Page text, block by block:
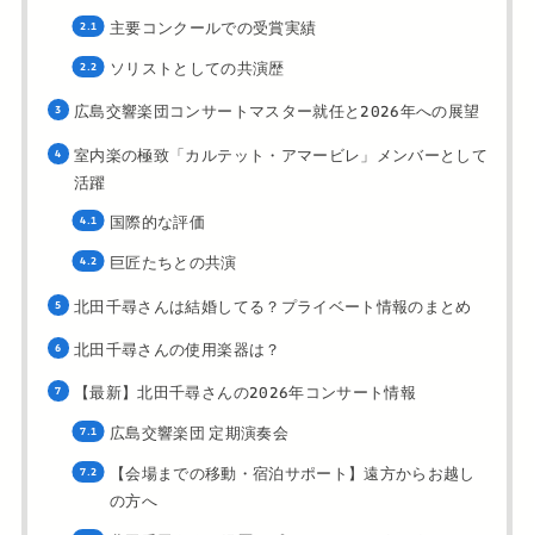
主要コンクールでの受賞実績
ソリストとしての共演歴
広島交響楽団コンサートマスター就任と2026年への展望
室内楽の極致「カルテット・アマービレ」メンバーとして
活躍
国際的な評価
巨匠たちとの共演
北田千尋さんは結婚してる？プライベート情報のまとめ
北田千尋さんの使用楽器は？
【最新】北田千尋さんの2026年コンサート情報
広島交響楽団 定期演奏会
【会場までの移動・宿泊サポート】遠方からお越し
の方へ